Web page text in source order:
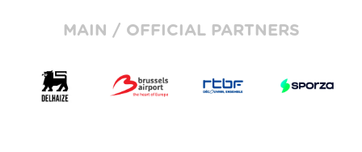
MAIN / OFFICIAL PARTNERS